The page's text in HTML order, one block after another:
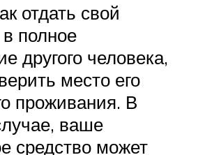
отдать свой
полное
другого человека,
место его
проживания. В
ваше
средство может